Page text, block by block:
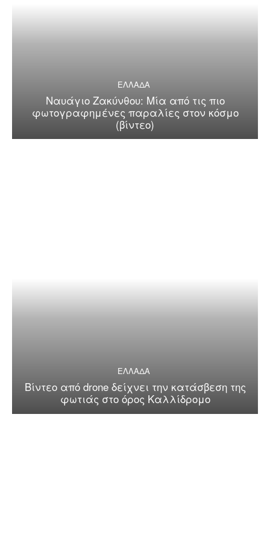
ΕΛΛΑΔΑ
Ναυάγιο Ζακύνθου: Μία από τις πιο
φωτογραφημένες παραλίες στον κόσμο
(βίντεο)
ΕΛΛΑΔΑ
Βίντεο από drone δείχνει την κατάσβεση της
φωτιάς στο όρος Καλλίδρομο